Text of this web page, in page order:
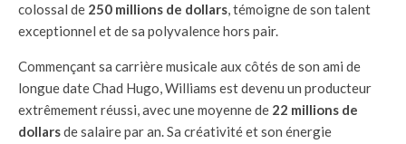
colossal de 250 millions de dollars, témoigne de son talent
exceptionnel et de sa polyvalence hors pair.
Commençant sa carrière musicale aux côtés de son ami de
longue date Chad Hugo, Williams est devenu un producteur
extrêmement réussi, avec une moyenne de 22 millions de
dollarsde salaire par an. Sa créativité et son énergie